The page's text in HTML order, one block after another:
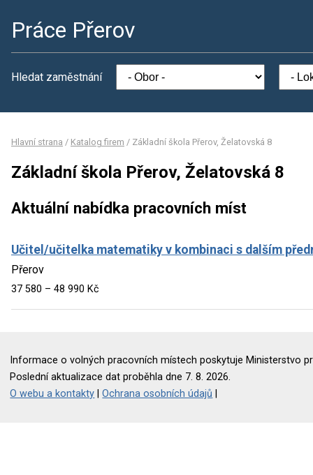
Práce Přerov
Hledat zaměstnání
Hlavní strana / Katalog firem / Základní škola Přerov, Želatovská 8
Základní škola Přerov, Želatovská 8
Aktuální nabídka pracovních míst
Učitel/učitelka matematiky v kombinaci s dalším
Přerov
37 580 – 48 990 Kč
Informace o volných pracovních místech poskytuje Ministerstvo
Poslední aktualizace dat proběhla dne 7. 8. 2026.
O webu a kontakty |Ochrana osobních údajů